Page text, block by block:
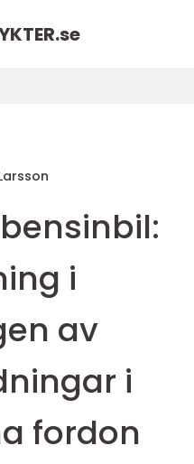
se
i
av
i
fordon